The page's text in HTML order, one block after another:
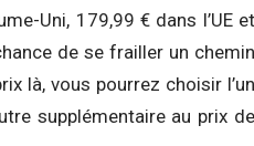
Uni, 179,99 € dans l’UE et
de se frailler un chemin
là, vous pourrez choisir l’un
supplémentaire au prix de